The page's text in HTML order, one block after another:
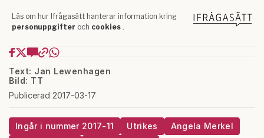
Text: Jan Lewenhagen
Bild: TT
Publicerad 2017-03-17
Ingår i nummer 2017-11 Utrikes
Angela Merkel